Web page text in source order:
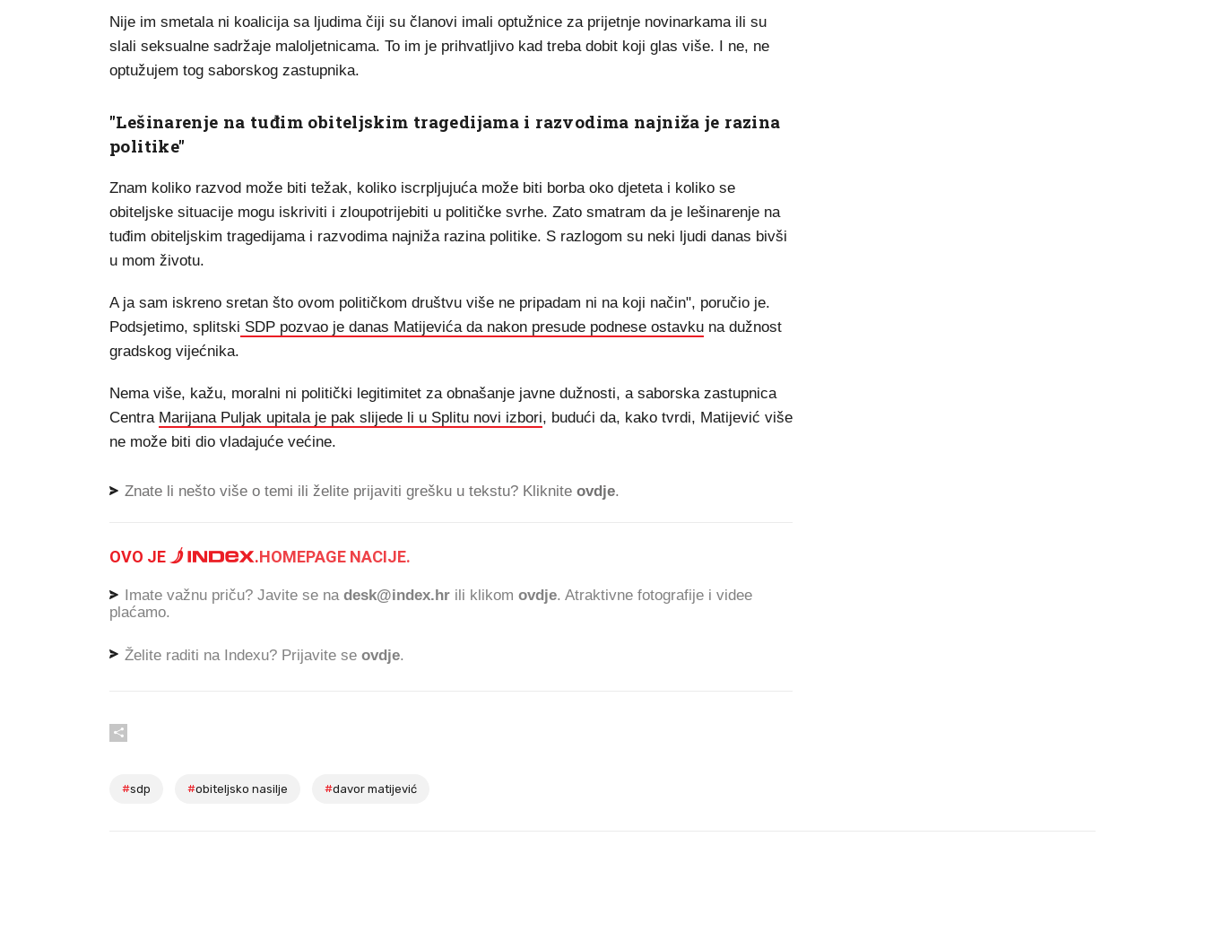
Nije im smetala ni koalicija sa ljudima čiji su članovi imali optužnice za prijetnje novinarkama ili su
slali seksualne sadržaje maloljetnicama. To im je prihvatljivo kad treba dobit koji glas više. I ne, ne
optužujem tog saborskog zastupnika.
"Lešinarenje na tuđim obiteljskim tragedijama i razvodima najniža je razina
politike"
Znam koliko razvod može biti težak, koliko iscrpljujuća može biti borba oko djeteta i koliko se
obiteljske situacije mogu iskriviti i zloupotrijebiti u političke svrhe. Zato smatram da je lešinarenje na
tuđim obiteljskim tragedijama i razvodima najniža razina politike. S razlogom su neki ljudi danas bivši
u mom životu.
A ja sam iskreno sretan što ovom političkom društvu više ne pripadam ni na koji način", poručio je.
Podsjetimo, splitski SDP pozvao je danas Matijevića da nakon presude podnese ostavku na dužnost
gradskog vijećnika.
Nema više, kažu, moralni ni politički legitimitet za obnašanje javne dužnosti, a saborska zastupnica
Centra Marijana Puljak upitala je pak slijede li u Splitu novi izbori, budući da, kako tvrdi, Matijević više
ne može biti dio vladajuće većine.
Znate li nešto više o temi ili želite prijaviti grešku u tekstu? Kliknite ovdje.
OVO JE .HOMEPAGE NACIJE.
Imate važnu priču? Javite se na desk@index.hr ili klikom ovdje. Atraktivne fotografije i videe
plaćamo.
Želite raditi na Indexu? Prijavite se ovdje.
#sdp #obiteljsko nasilje #davor matijević